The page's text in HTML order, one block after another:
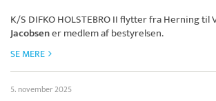
K/S DIFKO HOLSTEBRO IIflytter fra Herning til
Jacobsener medlem af bestyrelsen.
SE MERE
5. november 2025